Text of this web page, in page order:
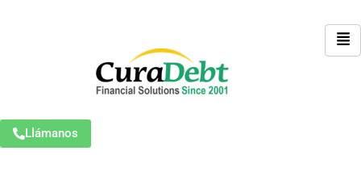
Llámanos